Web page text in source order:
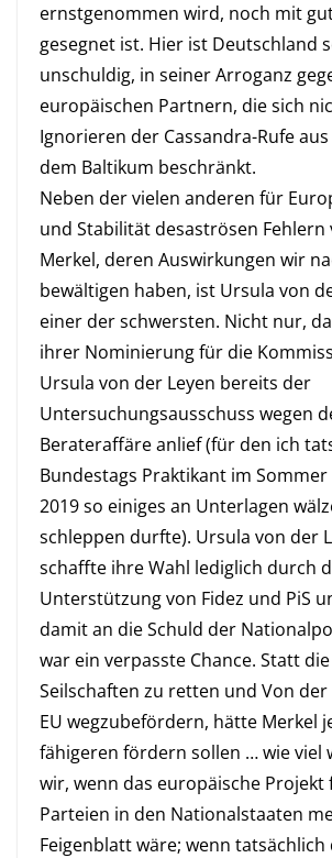
ernstgenommen wird, noch mit
gesegnet ist. Hier ist Deutschland
unschuldig, in seiner Arroganz
europäischen Partnern, die sich
Ignorieren der Cassandra-Rufe
dem Baltikum beschränkt.
Neben der vielen anderen für
und Stabilität desaströsen Fehlern
Merkel, deren Auswirkungen wir
bewältigen haben, ist Ursula von
einer der schwersten. Nicht nur,
ihrer Nominierung für die
Ursula von der Leyen bereits der
Untersuchungsausschuss wegen
Berateraffäre anlief (für den ich
Bundestags Praktikant im
2019 so einiges an Unterlagen
schleppen durfte). Ursula von der
schaffte ihre Wahl lediglich durch
Unterstützung von Fidez und PiS
damit an die Schuld der
war ein verpasste Chance. Statt
Seilschaften zu retten und Von der
EU wegzubefördern, hätte Merkel
fähigeren fördern sollen … wie viel
wir, wenn das europäische Projekt
Parteien in den Nationalstaaten
Feigenblatt wäre; wenn tatsächlich